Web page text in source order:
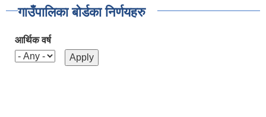
गाउँपालिका बोर्डका निर्णयहरु
आर्थिक वर्ष